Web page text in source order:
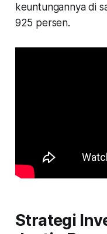
keuntungannya di
925 persen.
Strategi